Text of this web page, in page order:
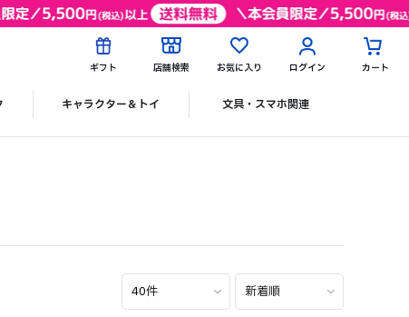
ギフト 店舗検索 お気に入り ログイン カート
キャラクター＆トイ 文具・スマホ関連